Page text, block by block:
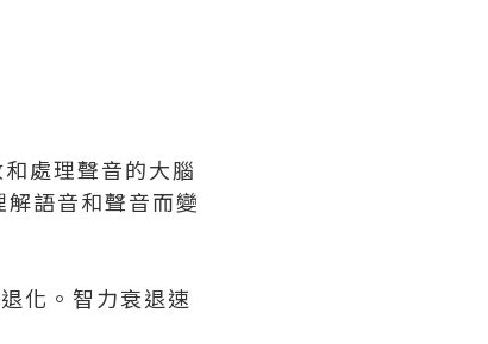
處理聲音的大腦
語音和聲音而變
化。智力衰退速